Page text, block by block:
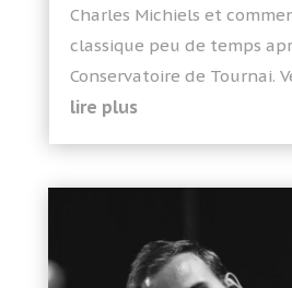
Charles Michiels et
classique peu de temps
Conservatoire de Tournai.
lire plus